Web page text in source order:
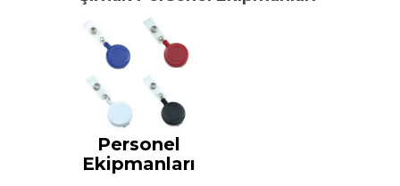
Personel
Ekipmanları